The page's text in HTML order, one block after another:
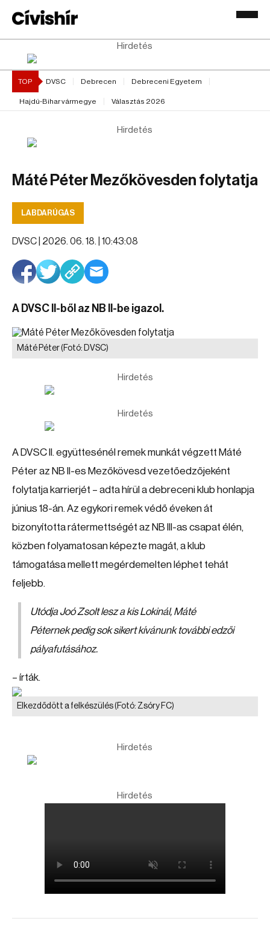
Hirdetés
TOP DVSC Debrecen Debreceni Egyetem
Hajdú-Bihar vármegye Választás 2026
Hirdetés
Máté Péter Mezőkövesden folytatja
LABDARÚGÁS
DVSC | 2026. 06. 18. | 10:43:08
A DVSC II-ből az NB II-be igazol.
Máté Péter(Fotó: DVSC)
Hirdetés
Hirdetés
A DVSC II. együttesénél remek munkát végzett Máté
Péter az NB II-es Mezőkövesd vezetőedzőjeként
folytatja karrierjét – adta hírül a debreceni klub honlapja
június 18-án. Az egykori remek védő éveken át
bizonyította rátermettségét az NB III-as csapat élén,
közben folyamatosan képezte magát, a klub
támogatása mellett megérdemelten léphet tehát
feljebb.
Utódja Joó Zsolt lesz a kis Lokinál, Máté
Péternek pedig sok sikert kívánunk további edzői
pályafutásához.
– írták.
Elkezdődött a felkészülés(Fotó: Zsóry FC)
Hirdetés
Hirdetés